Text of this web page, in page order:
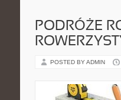
PODRÓŻE
POSTED BY ADMIN